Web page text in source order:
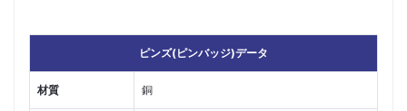
ピンズ(ピンバッジ)データ
材質 銅